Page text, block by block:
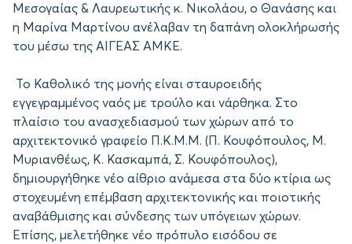
Μεσογαίας & Λαυρεωτικής κ. Νικολάου, ο Θανάσης και
η Μαρίνα Μαρτίνου ανέλαβαν τη δαπάνη ολοκλήρωσής
του μέσω της ΑΙΓΕΑΣ ΑΜΚΕ.
Το Καθολικό της μονής είναι σταυροειδής
εγγεγραμμένος ναός με τρούλο και νάρθηκα. Στο
πλαίσιο του ανασχεδιασμού των χώρων από το
αρχιτεκτονικό γραφείο Π.Κ.Μ.Μ. (Π. Κουφόπουλος, Μ.
Μυριανθέως, Κ. Κασκαμπά, Σ. Κουφόπουλος),
δημιουργήθηκε νέο αίθριο ανάμεσα στα δύο κτίρια ως
στοχευμένη επέμβαση αρχιτεκτονικής και ποιοτικής
αναβάθμισης και σύνδεσης των υπόγειων χώρων.
Επίσης, μελετήθηκε νέο πρόπυλο εισόδου σε